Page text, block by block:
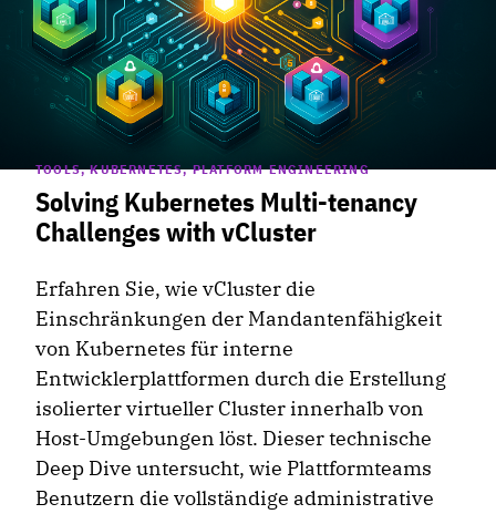
TOOLS, KUBERNETES, PLATFORM ENGINEERING
Solving Kubernetes Multi-tenancy
Challenges with vCluster
Erfahren Sie, wie vCluster die
Einschränkungen der Mandantenfähigkeit
von Kubernetes für interne
Entwicklerplattformen durch die Erstellung
isolierter virtueller Cluster innerhalb von
Host-Umgebungen löst. Dieser technische
Deep Dive untersucht, wie Plattformteams
Benutzern die vollständige administrative